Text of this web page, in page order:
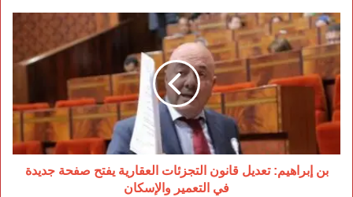
بن
إبراهيم:
تعديل
قانون
التجزئات
العقارية
يفتح
صفحة
جديدة
في
التعمير
بن إبراهيم: تعديل قانون التجزئات العقارية يفتح صفحة جديدة
في التعمير والإسكان